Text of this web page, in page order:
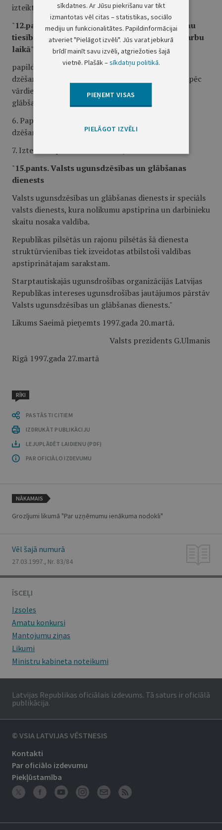
izteikt nosaukumu šādā redakcijā:
"12.pants. Ugunsdrošības dienestu amatpersonu
tiesības ugunsgrēku dzēšanas un glābšanas darbu
laikā";
papildināt pirmo daļu pēc vārdiem "ugunsgrēka
dzēšanas" ar vārdiem "un glābšanas" un otro daļu pēc
vārdiem "ugunsgrēku dzēšanas" - ar vārdiem "un
glābšanas darbu".
6. Papildināt 14.pantu pēc vārdiem "ugunsgrēka
dzēšanas" ar vārdiem "un glābšanas darbu".
7. Izteikt 15.pantu šādā redakcijā:
"15.pants. Valsts ugunsdzēsības un glābšanas
dienests
Valsts ugunsdzēsības un glābšanas dienests ir speciāls
valsts dienests, kura nolikumu apstiprina un darbinieku
skaitu nosaka valdība.
Republikas pilsētās un rajonu pilsētās šā dienesta
struktūrvienības tiek izveidotas atbilstoši valdības
apstiprinātajam sarakstam.
Starptautiskajās ugunsdrošības organizācijās Latvijas
Republikas intereses ugunsdrošības jautājumos pārstāv
Valsts ugunsdzēsības un glābšanas dienests."
Likums Saeimā pieņemts 1997.gada 20.martā.
Valsts prezidents G.Ulmanis
Rīgā 1997.gada 27.martā
RĪKI
PASTĀSTI CITIEM
IZDRUKĀT PUBLIKĀCIJU
LEJUPLĀDĒT LAIDIENU (PDF)
PAR OFICIĀLO IZDEVUMU
NĀKAMAIS
Grozījumi likumā "Par uzņēmumu ienākuma nodokli"
Vēl šajā numurā
27.03.1997., Nr. 83/84
ĪSCEĻI
Izsoles
Amatu konkursi
Mantojumu ziņas
Likumi
Ministru kabineta noteikumi
Latvijas Republikas oficiālais izdevums. Tā saturs ir oficiālā
publikācija.
© VSIA LATVIJAS VĒSTNESIS
Kontakti
Par oficiālo izdevumu
Piekļūstamība
sīkdatnes. Ar Jūsu piekrišanu var tikt
izmantotas vēl citas – statistikas, sociālo
mediju un funkcionalitātes. Papildinformācijai
atveriet "Pielāgot izvēli". Jūs varat jebkurā
brīdī mainīt savu izvēli, atgriežoties šajā
vietnē. Plašāk –sīkdatņu politikā.
PIEŅEMT VISAS
PIELĀGOT IZVĒLI